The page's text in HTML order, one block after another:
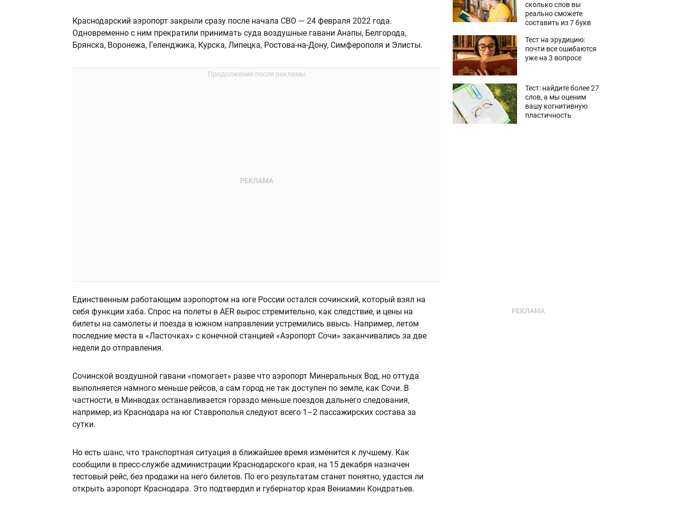
Краснодарский аэропорт закрыли сразу после начала СВО — 24 февраля 2022 года.
Одновременно с ним прекратили принимать суда воздушные гавани Анапы, Белгорода,
Брянска, Воронежа, Геленджика, Курска, Липецка, Ростова-на-Дону, Симферополя и Элисты.
Единственным работающим аэропортом на юге России остался сочинский, который взял на
себя функции хаба. Спрос на полеты в AER вырос стремительно, как следствие, и цены на
билеты на самолеты и поезда в южном направлении устремились ввысь. Например, летом
последние места в «Ласточках» с конечной станцией «Аэропорт Сочи» заканчивались за две
недели до отправления.
Сочинской воздушной гавани «помогает» разве что аэропорт Минеральных Вод, но оттуда
выполняется намного меньше рейсов, а сам город не так доступен по земле, как Сочи. В
частности, в Минводах останавливается гораздо меньше поездов дальнего следования,
например, из Краснодара на юг Ставрополья следуют всего 1–2 пассажирских состава за
сутки.
Но есть шанс, что транспортная ситуация в ближайшее время изменится к лучшему. Как
сообщили в пресс-службе администрации Краснодарского края, на 15 декабря назначен
тестовый рейс, без продажи на него билетов. По его результатам станет понятно, удастся ли
открыть аэропорт Краснодара. Это подтвердил и губернатор края Вениамин Кондратьев.
сколько слов вы
реально сможете
составить из 7 букв
Тест на эрудицию:
почти все ошибаются
уже на 3 вопросе
Тест: найдите более 27
слов, а мы оценим
вашу когнитивную
пластичность